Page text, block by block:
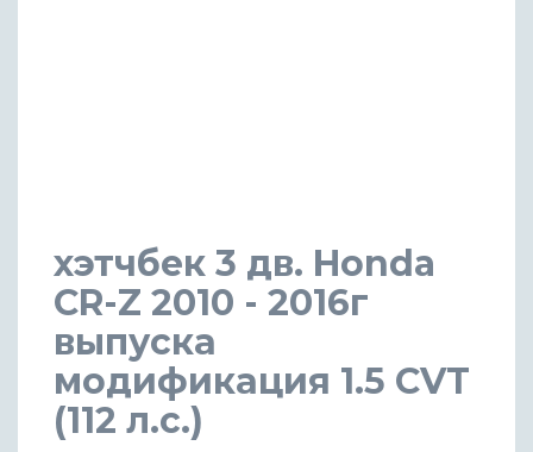
хэтчбек 3 дв. Honda
CR-Z 2010 - 2016г
выпуска
модификация 1.5 CVT
(112 л.с.)